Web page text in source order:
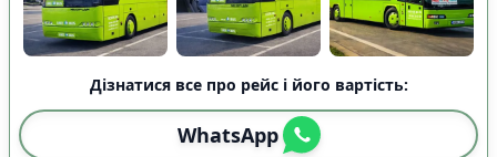
Дізнатися все про рейс і його вартість:
WhatsApp